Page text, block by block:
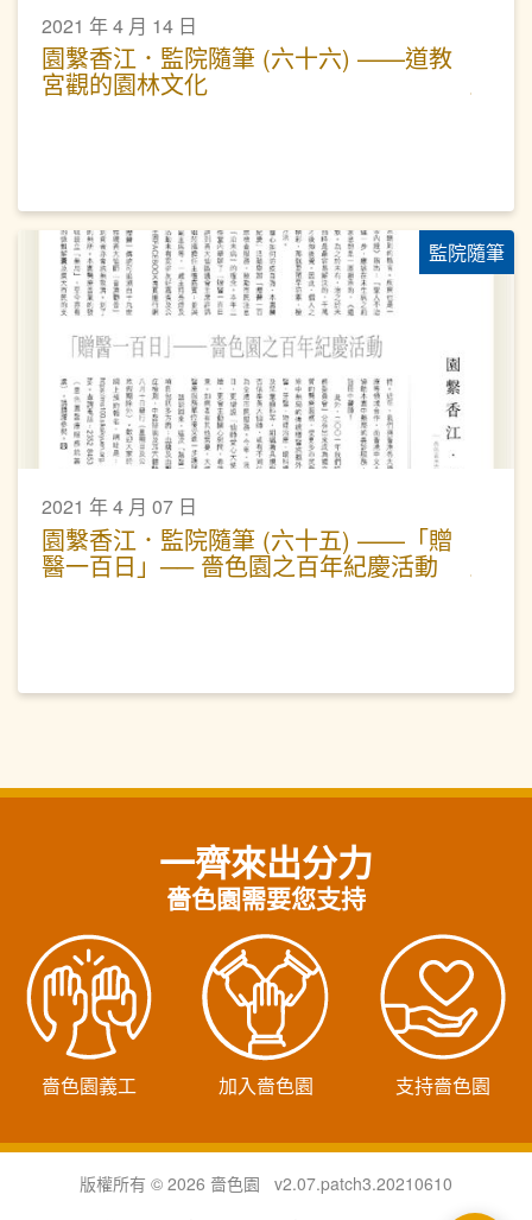
2021 年 4 月 14 日
園繫香江．監院隨筆 (六十六) ——道教
宮觀的園林文化
監院隨筆
2021 年 4 月 07 日
園繫香江．監院隨筆 (六十五) ——「贈
醫一百日」── 嗇色園之百年紀慶活動
一齊來出分力
嗇色園需要您支持
嗇色園義工 加入嗇色園 支持嗇色園
版權所有 © 2026 嗇色園 v2.07.patch3.20210610